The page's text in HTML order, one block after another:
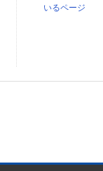
いるページ